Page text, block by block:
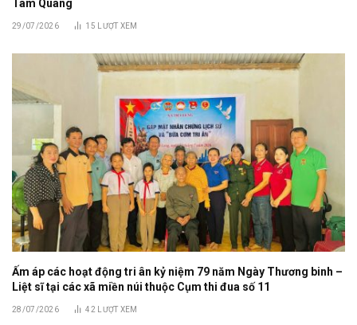
Tam Quang
29/07/2026 15 LƯỢT XEM
Ấm áp các hoạt động tri ân kỷ niệm 79 năm Ngày Thương binh –
Liệt sĩ tại các xã miền núi thuộc Cụm thi đua số 11
28/07/2026 42 LƯỢT XEM